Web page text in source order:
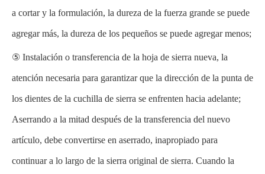
a cortar y la formulación, la dureza de la fuerza grande se puede
agregar más, la dureza de los pequeños se puede agregar menos;
⑤ Instalación o transferencia de la hoja de sierra nueva, la
atención necesaria para garantizar que la dirección de la punta de
los dientes de la cuchilla de sierra se enfrenten hacia adelante;
Aserrando a la mitad después de la transferencia del nuevo
artículo, debe convertirse en aserrado, inapropiado para
continuar a lo largo de la sierra original de sierra. Cuando la